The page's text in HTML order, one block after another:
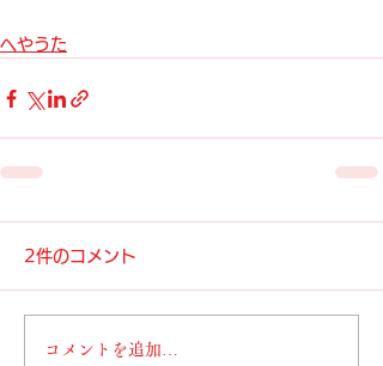
へやうた
2件のコメント
コメントを追加…